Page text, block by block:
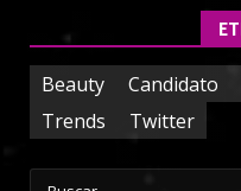
Beauty Candidato
Trends
Twitter
Buscar: